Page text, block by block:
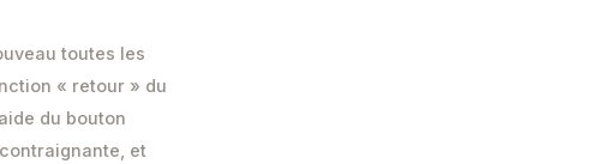
toutes les
« retour » du
du bouton
et